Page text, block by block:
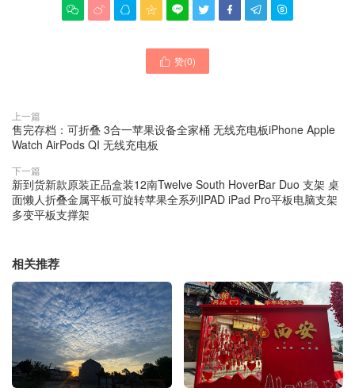
        
 赞(0)
上一篇
售完存档：可折叠 3合一苹果设备全家桶 无线充电板iPhone Apple
Watch AirPods QI 无线充电板
下一篇
新到货新款原装正品盒装12南Twelve South HoverBar Duo 支架 桌
面懒人折叠金属平板可旋转苹果全系列IPAD iPad Pro平板电脑支架
多变平板支撑架
相关推荐